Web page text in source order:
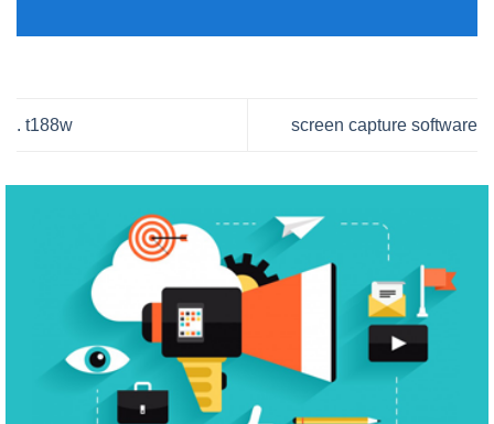
. t188w screen capture software